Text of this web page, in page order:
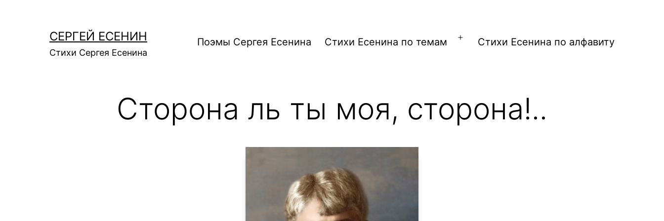
содержимомуСЕРГЕЙ ЕСЕНИН
Стихи Сергея Есенина
Поэмы Сергея Есенина Стихи Есенина по темам
ОткрытьСтихи Есенина по алфавиту
Сторона ль ты моя, сторона!..